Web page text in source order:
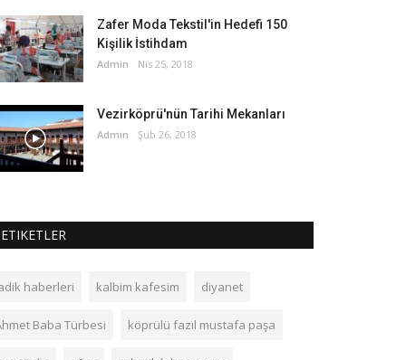
Zafer Moda Tekstil'in Hedefi 150
Kişilik İstihdam
Admin Nis 25, 2018
Vezirköprü'nün Tarihi Mekanları
Admin Şub 26, 2018
ETIKETLER
haberleri kalbim kafesim diyanet
Baba Türbesi köprülü fazıl mustafa paşa